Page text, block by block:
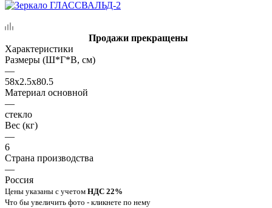
Продажи прекращены
Характеристики
Размеры (Ш*Г*В, см)
—
58x2.5x80.5
Материал основной
—
стекло
Вес (кг)
—
6
Страна производства
—
Россия
Цены указаны с учетом НДС 22%
Что бы увеличить фото - кликнете по нему